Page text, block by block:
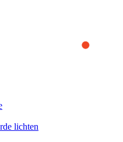
you the best experience
this website, you accept
how the website is used and
more or to find out how
our
lichten